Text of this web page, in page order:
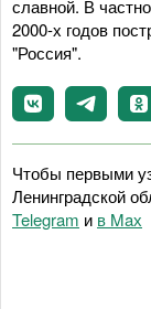
славной. В
2000-х годов
"Россия".
Чтобы первыми
Ленинградской
Telegram и в Maх